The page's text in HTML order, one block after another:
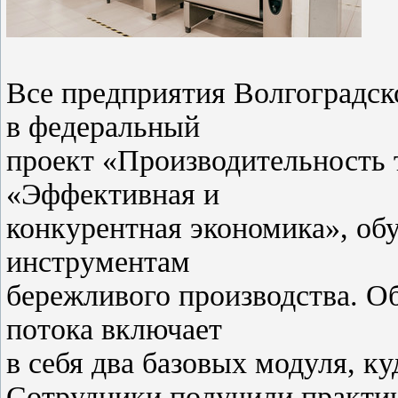
Все предприятия
в федеральный
проект «Производительность
«Эффективная и
конкурентная экономика»,
инструментам
бережливого производства.
потока включает
в себя два базовых модуля,